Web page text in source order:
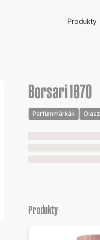
Produkty
Borsari 1870
Parfümmárkák Olasz
Produkty